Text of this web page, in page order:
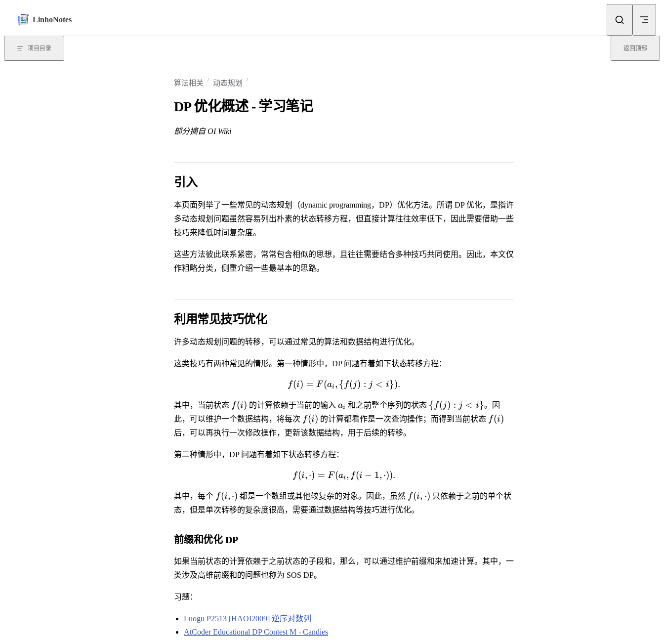
LinhoNotes
项目目录 返回顶部
算法相关 动态规划
DP 优化概述 - 学习笔记
部分摘自 OI Wiki
引入
本页面列举了一些常见的动态规划（dynamic programming，DP）优化方法。所谓 DP 优化，是指许
多动态规划问题虽然容易列出朴素的状态转移方程，但直接计算往往效率低下，因此需要借助一些
技巧来降低时间复杂度。
这些方法彼此联系紧密，常常包含相似的思想，且往往需要结合多种技巧共同使用。因此，本文仅
作粗略分类，侧重介绍一些最基本的思路。
利用常见技巧优化
许多动态规划问题的转移，可以通过常见的算法和数据结构进行优化。
这类技巧有两种常见的情形。第一种情形中，DP 问题有着如下状态转移方程：
f(i) = F(ai , { f(j) : j < i}).
其中，当前状态 f(i) 的计算依赖于当前的输入ai 和之前整个序列的状态 { f(j) : j < i}。因
此，可以维护一个数据结构，将每次 f(i) 的计算都看作是一次查询操作；而得到当前状态 f(i)
后，可以再执行一次修改操作，更新该数据结构，用于后续的转移。
第二种情形中，DP 问题有着如下状态转移方程：
f(i, ⋅) = F(ai , f(i − 1, ⋅)).
其中，每个 f(i, ⋅) 都是一个数组或其他较复杂的对象。因此，虽然 f(i, ⋅) 只依赖于之前的单个状
态，但是单次转移的复杂度很高，需要通过数据结构等技巧进行优化。
前缀和优化 DP
如果当前状态的计算依赖于之前状态的子段和，那么，可以通过维护前缀和来加速计算。其中，一
类涉及高维前缀和的问题也称为 SOS DP。
习题：
Luogu P2513 [HAOI2009] 逆序对数列
AtCoder Educational DP Contest M - Candies